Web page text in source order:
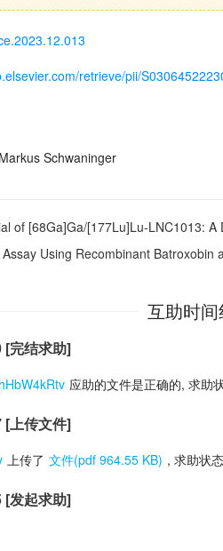
retrieve/pii/
Schwaninger
of [68Ga]Ga/[177Lu]Lu-LNC1013: A
Recombinant Batroxobin and Carboxymethyl Chitosan:
互助时
[完结求助]
应助的文件是正确的, 求助
[上传文件]
上传了 文件(pdf 964.55 KB) , 求助状
[发起求助]